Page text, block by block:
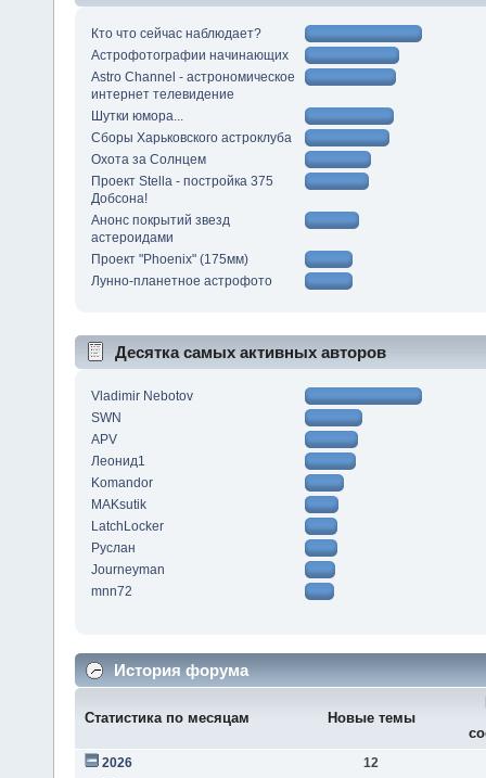
Кто что сейчас наблюдает?
Астрофотографии начинающих
Astro Channel - астрономическое
интернет телевидение
Шутки юмора...
Сборы Харьковского астроклуба
Охота за Солнцем
Проект Stella - постройка 375
Добсона!
Анонс покрытий звезд
астероидами
Проект "Phoenix" (175мм)
Лунно-планетное астрофото
Десятка самых активных авторов
Vladimir Nebotov
SWN
APV
Леонид1
Komandor
MAKsutik
LatchLocker
Руслан
Journeyman
mnn72
История форума
Статистика по месяцам Новые темы
2026
12